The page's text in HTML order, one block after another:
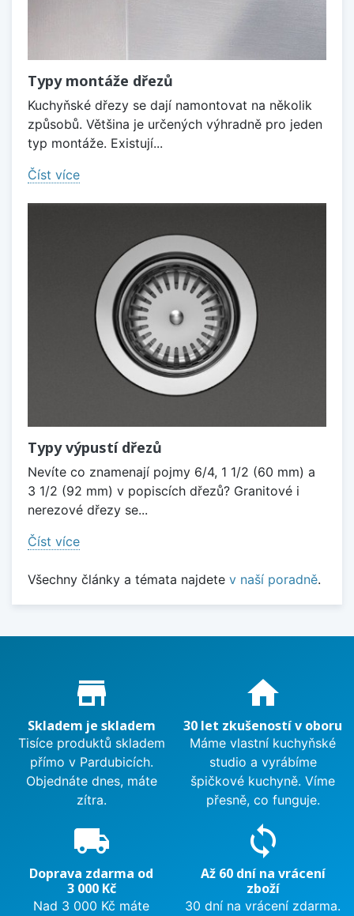
Typy montáže dřezů
Kuchyňské dřezy se dají namontovat na několik
způsobů. Většina je určených výhradně pro jeden
typ montáže. Existují...
Číst více
Typy výpustí dřezů
Nevíte co znamenají pojmy 6/4, 1 1/2 (60 mm) a
3 1/2 (92 mm) v popiscích dřezů? Granitové i
nerezové dřezy se...
Číst více
Všechny články a témata najdete v naší poradně.
Proč nakupovat u nás?
store_mall_directory
Skladem je skladem
Tisíce produktů skladem
přímo v Pardubicích.
Objednáte dnes, máte
zítra.
home
30 let zkušeností v oboru
Máme vlastní kuchyňské
studio a vyrábíme
špičkové kuchyně. Víme
přesně, co funguje.
local_shipping
Doprava zdarma od
3 000 Kč
Nad 3 000 Kč máte
sync
Až 60 dní na vrácení
zboží
30 dní na vrácení zdarma.